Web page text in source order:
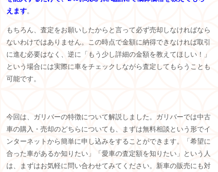
えます。
もちろん、査定をお願いしたからと言って必ず売却しなければなら
ないわけではありません。この時点で金額に納得できなければ取引
に進む必要はなく、逆に「もう少し詳細の金額を教えてほしい！」
という場合には実際に車をチェックしながら査定してもらうことも
可能です。
今回は、ガリバーの特徴について解説しました。ガリバーでは中古
車の購入・売却のどちらについても、まずは無料相談という形でイ
ンターネットから簡単に申し込みをすることができます。「希望に
合った車があるか知りたい」「愛車の査定額を知りたい」という人
は、まずはお気軽に問い合わせてみてください。新車の販売にも対